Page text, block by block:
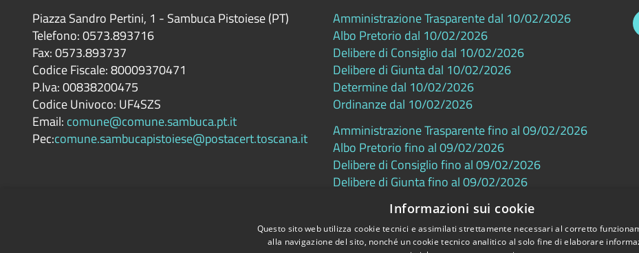
Piazza Sandro Pertini, 1 - Sambuca Pistoiese (PT)
Telefono: 0573.893716
Fax: 0573.893737
Codice Fiscale: 80009370471
P.Iva: 00838200475
Codice Univoco: UF4SZS
Email: comune@comune.sambuca.pt.it
Pec:comune.sambucapistoiese@postacert.toscana.it
Amministrazione Trasparente dal 10/02/2026
Albo Pretorio dal 10/02/2026
Delibere di Consiglio dal 10/02/2026
Delibere di Giunta dal 10/02/2026
Determine dal 10/02/2026
Ordinanze dal 10/02/2026
Amministrazione Trasparente fino al 09/02/2026
Albo Pretorio fino al 09/02/2026
Delibere di Consiglio fino al 09/02/2026
Delibere di Giunta fino al 09/02/2026
Determine fino al 09/02/2026
Ordinanze fino al 09/02/2026
Informazioni sui cookie
Questo sito web utilizza cookie tecnici e assimilati strettamente necessari al corretto
alla navigazione del sito, nonché un cookie tecnico analitico al solo fine di elaborare